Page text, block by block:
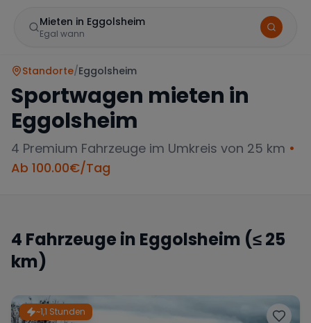
Mieten in Eggolsheim
Egal wann
Standorte/Eggolsheim
Sportwagen mieten in
Eggolsheim
4 Premium Fahrzeuge im Umkreis von 25 km •
Ab 100.00€/Tag
4 Fahrzeuge in Eggolsheim (≤ 25
km)
~1,1 Stunden